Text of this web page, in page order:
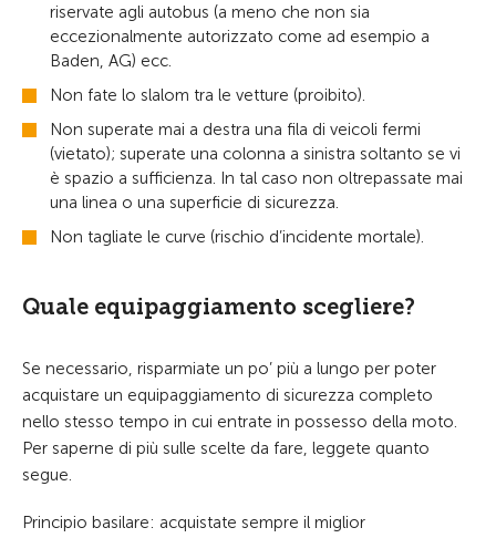
riservate agli autobus (a meno che non sia
eccezionalmente autorizzato come ad esempio a
Baden, AG) ecc.
Non fate lo slalom tra le vetture (proibito).
Non superate mai a destra una fila di veicoli fermi
(vietato); superate una colonna a sinistra soltanto se vi
è spazio a sufficienza. In tal caso non oltrepassate mai
una linea o una superficie di sicurezza.
Non tagliate le curve (rischio d’incidente mortale).
Quale equipaggiamento scegliere?
Se necessario, risparmiate un po’ più a lungo per poter
acquistare un equipaggiamento di sicurezza completo
nello stesso tempo in cui entrate in possesso della moto.
Per saperne di più sulle scelte da fare, leggete quanto
segue.
Principio basilare: acquistate sempre il miglior